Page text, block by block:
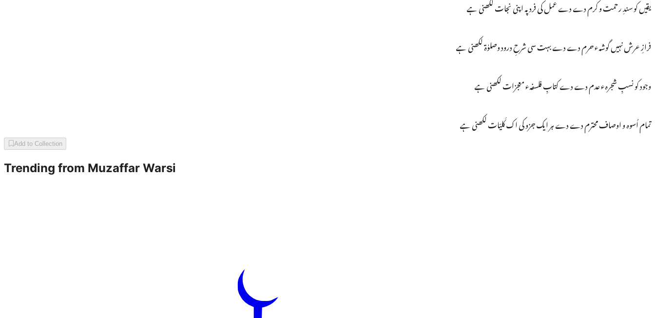
یقیں کو سندِ رحمت و کرم دے دے عمل کی فرد پہ اپنی نجات لکھنی ہے
فرازِ عرش نہیں گوشہء حرم دے دے بہت سی شرحِ درود وصلوٰۃ لکھنی ہے
وجود کو نسبِ شجرہء عدم دے دے کتابِ فلسفہء معجزات لکھنی ہے
تمام اُسوہ و اوصاف محترم دے دے ہر ایک جزو کی اک کَلیّات لکھنی ہے
Add to Collection
Trending from Muzaffar Warsi